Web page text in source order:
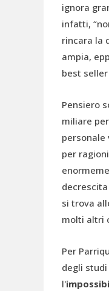
ignora
infatti,
rincara la
ampia,
best
Pensiero
miliare
personale
per
si trova
molti altri
Per
degli
l'